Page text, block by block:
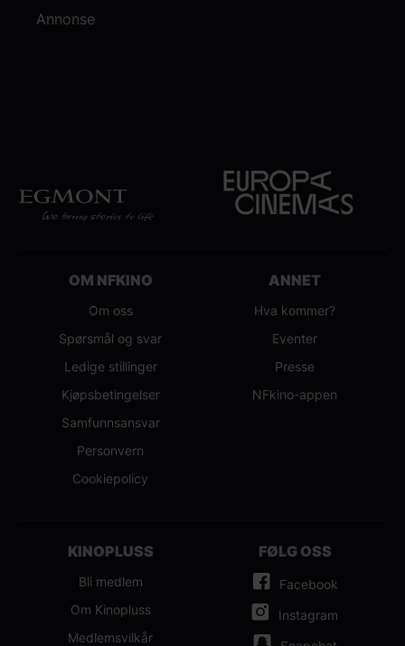
Annonse
OM NFKINO
Om oss
Spørsmål og svar
Ledige stillinger
Kjøpsbetingelser
Samfunnsansvar
Personvern
Cookiepolicy
ANNET
Hva kommer?
Eventer
Presse
NFkino-appen
KINOPLUSS
Bli medlem
Om Kinopluss
Medlemsvilkår
FØLG OSS
Facebook
Instagram